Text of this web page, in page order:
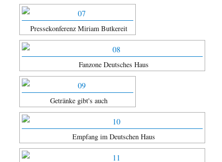
Pressekonferenz Miriam Butkereit
Fanzone Deutsches Haus
Getränke gibt's auch
Empfang im Deutschen Haus